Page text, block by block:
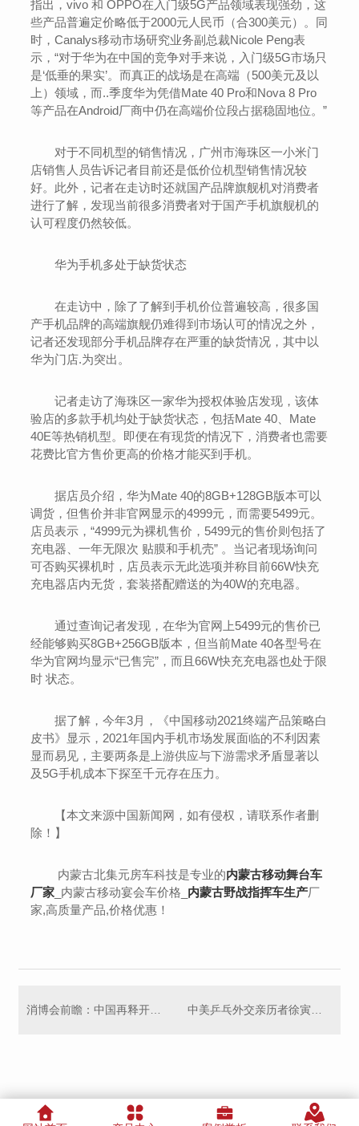
指出，vivo 和 OPPO在入门级5G产品领域表现强劲，这
些产品普遍定价略低于2000元人民币（合300美元）。同
时，Canalys移动市场研究业务副总裁Nicole Peng表
示，“对于华为在中国的竞争对手来说，入门级5G市场只
是‘低垂的果实’。而真正的战场是在高端（500美元及以
上）领域，而..季度华为凭借Mate 40 Pro和Nova 8 Pro
等产品在Android厂商中仍在高端价位段占据稳固地位。”
对于不同机型的销售情况，广州市海珠区一小米门
店销售人员告诉记者目前还是低价位机型销售情况较
好。此外，记者在走访时还就国产品牌旗舰机对消费者
进行了解，发现当前很多消费者对于国产手机旗舰机的
认可程度仍然较低。
华为手机多处于缺货状态
在走访中，除了了解到手机价位普遍较高，很多国
产手机品牌的高端旗舰仍难得到市场认可的情况之外，
记者还发现部分手机品牌存在严重的缺货情况，其中以
华为门店.为突出。
记者走访了海珠区一家华为授权体验店发现，该体
验店的多款手机均处于缺货状态，包括Mate 40、Mate
40E等热销机型。即便在有现货的情况下，消费者也需要
花费比官方售价更高的价格才能买到手机。
据店员介绍，华为Mate 40的8GB+128GB版本可以
调货，但售价并非官网显示的4999元，而需要5499元。
店员表示，“4999元为裸机售价，5499元的售价则包括了
充电器、一年无限次 贴膜和手机壳” 。当记者现场询问
可否购买裸机时，店员表示无此选项并称目前66W快充
充电器店内无货，套装搭配赠送的为40W的充电器。
通过查询记者发现，在华为官网上5499元的售价已
经能够购买8GB+256GB版本，但当前Mate 40各型号在
华为官网均显示“已售完”，而且66W快充充电器也处于限
时 状态。
据了解，今年3月，《中国移动2021终端产品策略白
皮书》显示，2021年国内手机市场发展面临的不利因素
显而易见，主要两条是上游供应与下游需求矛盾显著以
及5G手机成本下探至千元存在压力。
【本文来源中国新闻网，如有侵权，请联系作者删
除！】
内蒙古北集元房车科技是专业的内蒙古移动舞台车
厂家 _内蒙古移动宴会车价格_ 内蒙古野战指挥车生产厂
家,高质量产品,价格优惠！
消博会前瞻：中国再释开放决心 **如何分享红利？ 中美乒乓外交亲历者徐寅生：“要珍惜50年前的成果”